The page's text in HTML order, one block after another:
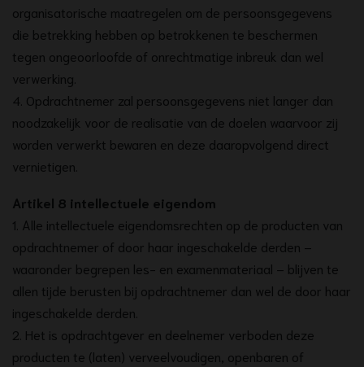
organisatorische maatregelen om de persoonsgegevens
die betrekking hebben op betrokkenen te beschermen
tegen ongeoorloofde of onrechtmatige inbreuk dan wel
verwerking.
4. Opdrachtnemer zal persoonsgegevens niet langer dan
noodzakelijk voor de realisatie van de doelen waarvoor zij
worden verwerkt bewaren en deze daaropvolgend direct
vernietigen.
Artikel 8 intellectuele eigendom
1. Alle intellectuele eigendomsrechten op de producten van
opdrachtnemer of door haar ingeschakelde derden –
waaronder begrepen les- en examenmateriaal – blijven te
allen tijde berusten bij opdrachtnemer dan wel de door haar
ingeschakelde derden.
2. Het is opdrachtgever en deelnemer verboden deze
producten te (laten) verveelvoudigen, openbaren of